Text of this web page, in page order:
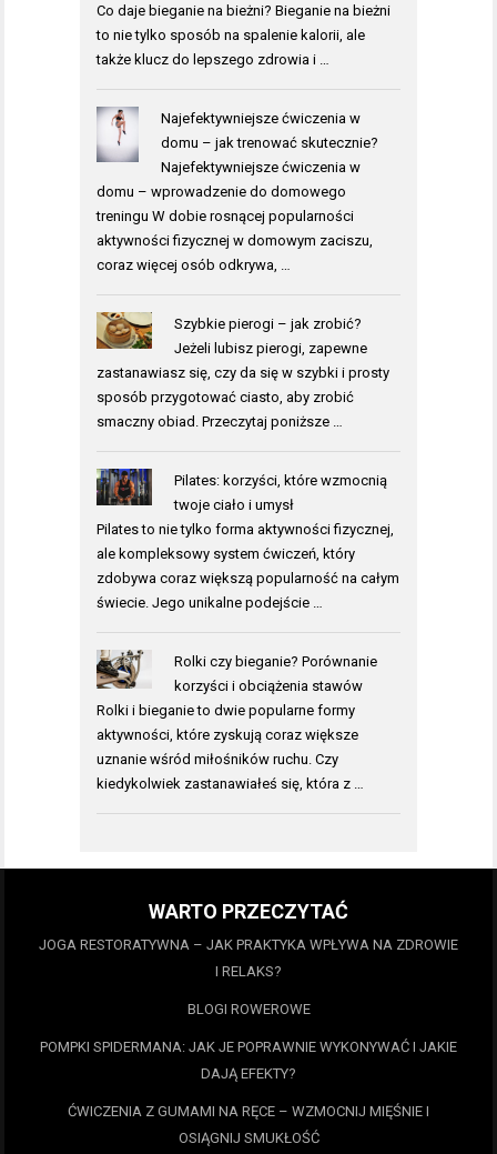
Co daje bieganie na bieżni? Bieganie na bieżni
to nie tylko sposób na spalenie kalorii, ale
także klucz do lepszego zdrowia i …
Najefektywniejsze ćwiczenia w
domu – jak trenować skutecznie?
Najefektywniejsze ćwiczenia w
domu – wprowadzenie do domowego
treningu W dobie rosnącej popularności
aktywności fizycznej w domowym zaciszu,
coraz więcej osób odkrywa, …
Szybkie pierogi – jak zrobić?
Jeżeli lubisz pierogi, zapewne
zastanawiasz się, czy da się w szybki i prosty
sposób przygotować ciasto, aby zrobić
smaczny obiad. Przeczytaj poniższe …
Pilates: korzyści, które wzmocnią
twoje ciało i umysł
Pilates to nie tylko forma aktywności fizycznej,
ale kompleksowy system ćwiczeń, który
zdobywa coraz większą popularność na całym
świecie. Jego unikalne podejście …
Rolki czy bieganie? Porównanie
korzyści i obciążenia stawów
Rolki i bieganie to dwie popularne formy
aktywności, które zyskują coraz większe
uznanie wśród miłośników ruchu. Czy
kiedykolwiek zastanawiałeś się, która z …
WARTO PRZECZYTAĆ
JOGA RESTORATYWNA – JAK PRAKTYKA WPŁYWA NA ZDROWIE
I RELAKS?
BLOGI ROWEROWE
POMPKI SPIDERMANA: JAK JE POPRAWNIE WYKONYWAĆ I JAKIE
DAJĄ EFEKTY?
ĆWICZENIA Z GUMAMI NA RĘCE – WZMOCNIJ MIĘŚNIE I
OSIĄGNIJ SMUKŁOŚĆ